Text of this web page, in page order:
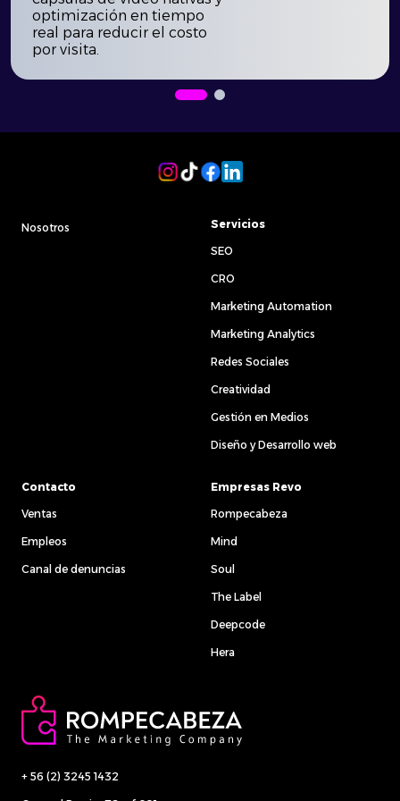
optimización en tiempo
real para reducir el costo
por visita.
Nosotros
Servicios
SEO
CRO
Marketing Automation
Marketing Analytics
Redes Sociales
Creatividad
Gestión en Medios
Diseño y Desarrollo web
Contacto
Ventas
Empleos
Canal de denuncias
Empresas Revo
Rompecabeza
Mind
Soul
The Label
Deepcode
Hera
+ 56 (2) 3245 1432